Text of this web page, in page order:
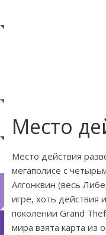
Место
Место действия
мегаполисе с
Алгонквин (весь
игре, хоть действия
поколении Grand
мира взята карта из